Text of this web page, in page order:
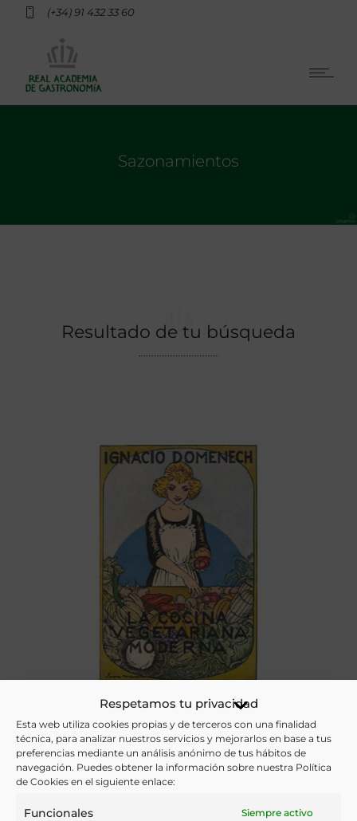
Respetamos tu privacidad
Esta web utiliza cookies propias y de terceros con una finalidad
técnica, para analizar nuestros servicios y mejorarlos en base a tus
preferencias mediante un análisis anónimo de tus hábitos de
navegación. Puedes obtener la información sobre nuestra Política
de Cookies en el siguiente enlace:
Funcionales Siempre activo
(+34) 91 432 33 60
Sazonamientos
Resultado de tu búsqueda
Cocina vegetariana moderna. Arte de preparar excelentes
Listas de comidas explicadas con fórmulas originales y de
fácil confección
Domenech,, Ignacio
Madrid - 1912